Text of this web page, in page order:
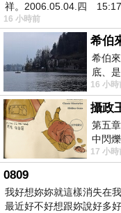
祥。2006.05.04.四
16 小時前
希伯
希伯
底、
美好
16 小時
攝政
第五
中閃
於皇
17 小時
0809
我好想妳妳就這樣消失在
最近好不好想跟妳說好多